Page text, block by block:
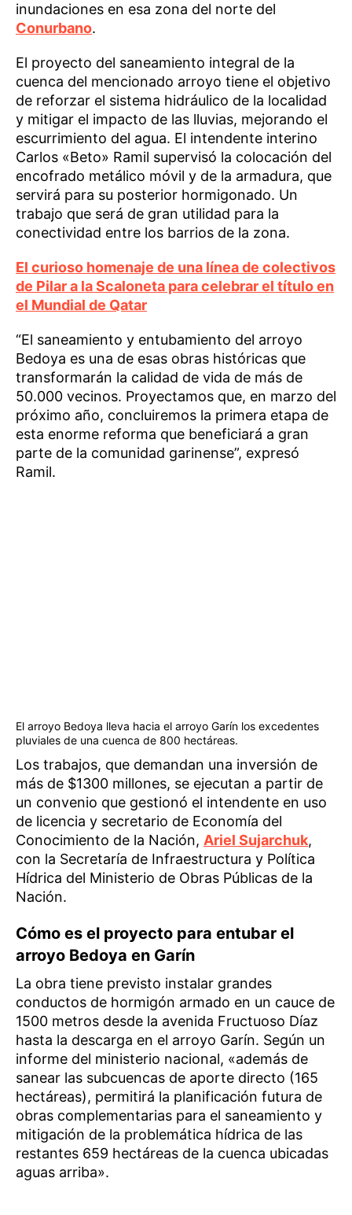
inundaciones en esa zona del norte del
Conurbano.
El proyecto del saneamiento integral de la
cuenca del mencionado arroyo tiene el objetivo
de reforzar el sistema hidráulico de la localidad
y mitigar el impacto de las lluvias, mejorando el
escurrimiento del agua. El intendente interino
Carlos «Beto» Ramil supervisó la colocación del
encofrado metálico móvil y de la armadura, que
servirá para su posterior hormigonado. Un
trabajo que será de gran utilidad para la
conectividad entre los barrios de la zona.
El curioso homenaje de una línea de colectivos
de Pilar a la Scaloneta para celebrar el título en
el Mundial de Qatar
“El saneamiento y entubamiento del arroyo
Bedoya es una de esas obras históricas que
transformarán la calidad de vida de más de
50.000 vecinos. Proyectamos que, en marzo del
próximo año, concluiremos la primera etapa de
esta enorme reforma que beneficiará a gran
parte de la comunidad garinense”, expresó
Ramil.
El arroyo Bedoya lleva hacia el arroyo Garín los excedentes
pluviales de una cuenca de 800 hectáreas.
Los trabajos, que demandan una inversión de
más de $1300 millones, se ejecutan a partir de
un convenio que gestionó el intendente en uso
de licencia y secretario de Economía del
Conocimiento de la Nación, Ariel Sujarchuk,
con la Secretaría de Infraestructura y Política
Hídrica del Ministerio de Obras Públicas de la
Nación.
Cómo es el proyecto para entubar el
arroyo Bedoya en Garín
La obra tiene previsto instalar grandes
conductos de hormigón armado en un cauce de
1500 metros desde la avenida Fructuoso Díaz
hasta la descarga en el arroyo Garín. Según un
informe del ministerio nacional, «además de
sanear las subcuencas de aporte directo (165
hectáreas), permitirá la planificación futura de
obras complementarias para el saneamiento y
mitigación de la problemática hídrica de las
restantes 659 hectáreas de la cuenca ubicadas
aguas arriba».